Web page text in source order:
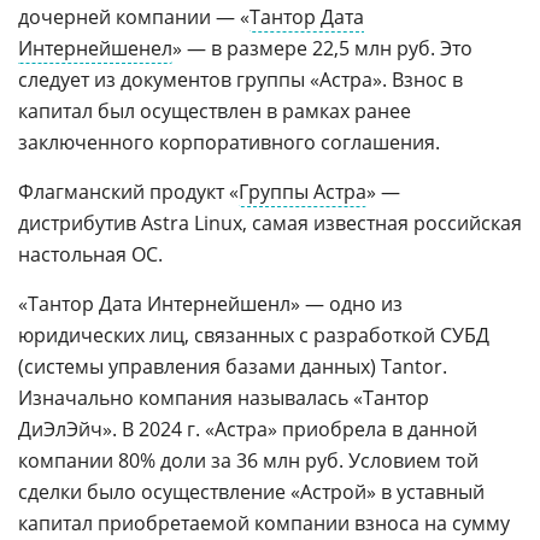
дочерней компании — «Тантор Дата
Интернейшенел» — в размере 22,5 млн руб. Это
следует из документов группы «Астра». Взнос в
капитал был осуществлен в рамках ранее
заключенного корпоративного соглашения.
Флагманский продукт «Группы Астра» —
дистрибутив Astra Linux, самая известная российская
настольная ОС.
«Тантор Дата Интернейшенл» — одно из
юридических лиц, связанных с разработкой СУБД
(системы управления базами данных) Tantor.
Изначально компания называлась «Тантор
ДиЭлЭйч». В 2024 г. «Астра» приобрела в данной
компании 80% доли за 36 млн руб. Условием той
сделки было осуществление «Астрой» в уставный
капитал приобретаемой компании взноса на сумму